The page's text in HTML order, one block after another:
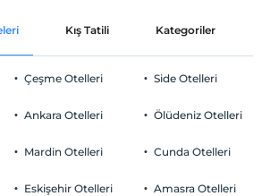
Kış Tatili Kategoriler
Çeşme Otelleri
Ankara Otelleri
Mardin Otelleri
Eskişehir Otelleri
Side Otelleri
Ölüdeniz Otelleri
Cunda Otelleri
Amasra Otelleri